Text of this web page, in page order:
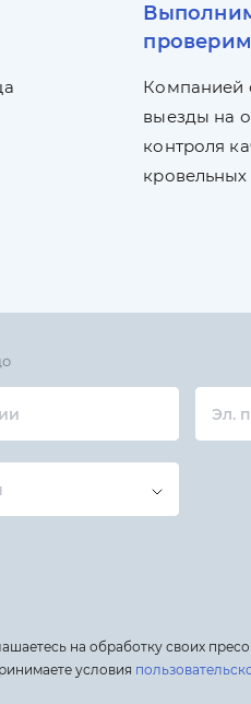
Компанией
выезды на
контроля
кровельных
Эл.
на обработку своих
условия